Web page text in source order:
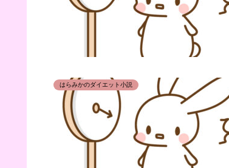
はらみかのダイエット小説